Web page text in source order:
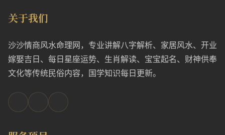
关于我们
沙沙情商风水命理网，专业讲解八字解析、家居风水、开业
嫁娶吉日、每日星座运势、生肖解读、宝宝起名、财神供奉
文化等传统民俗内容，国学知识每日更新。